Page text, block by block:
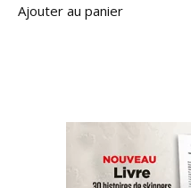
Ajouter au panier